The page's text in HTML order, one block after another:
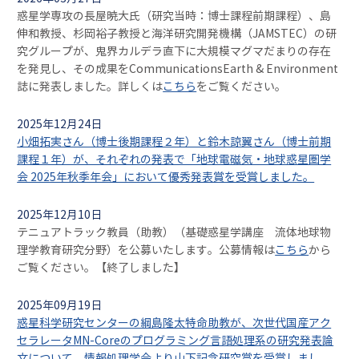
惑星学専攻の長屋暁大氏（研究当時：博士課程前期課程）、島
伸和教授、杉岡裕子教授と海洋研究開発機構（JAMSTEC）の研
究グループが、鬼界カルデラ直下に大規模マグマだまりの存在
を発見し、その成果をCommunicationsEarth & Environment
誌に発表しました。詳しくはこちらをご覧ください。
2025年12月24日
小畑拓実さん（博士後期課程２年）と鈴木諒翼さん（博士前期
課程１年）が、それぞれの発表で「地球電磁気・地球惑星圏学
会 2025年秋季年会」において優秀発表賞を受賞しました。
2025年12月10日
テニュアトラック教員（助教）（基礎惑星学講座 流体地球物
理学教育研究分野）を公募いたします。公募情報はこちらから
ご覧ください。【終了しました】
2025年09月19日
惑星科学研究センターの綱島隆太特命助教が、次世代国産アク
セラレータMN-Coreのプログラミング言語処理系の研究発表論